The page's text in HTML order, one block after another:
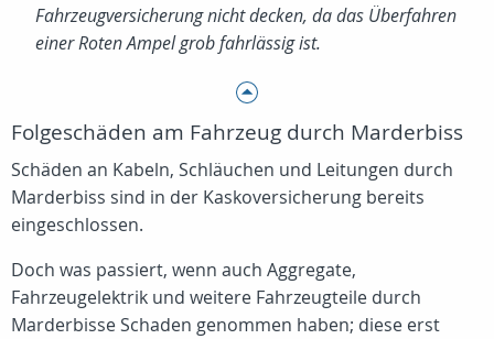
Fahrzeugversicherung nicht decken, da das Überfahren
einer Roten Ampel grob fahrlässig ist.
Folgeschäden am Fahrzeug durch Marderbiss
Schäden an Kabeln, Schläuchen und Leitungen durch
Marderbiss sind in der Kaskoversicherung bereits
eingeschlossen.
Doch was passiert, wenn auch Aggregate,
Fahrzeugelektrik und weitere Fahrzeugteile durch
Marderbisse Schaden genommen haben; diese erst